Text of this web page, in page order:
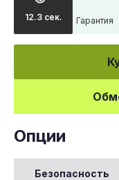
12.3 сек. Гарантия
Опции
Безопасность